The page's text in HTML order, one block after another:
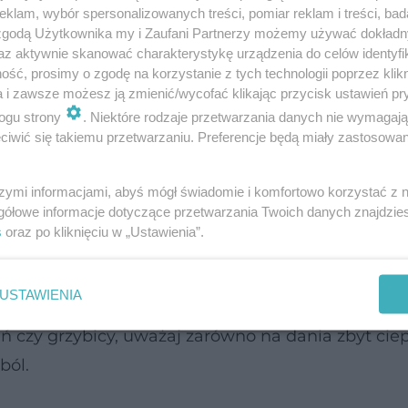
metabolizm.
składników odżywczych, wciąż należy do
szkodliwych substancji. W gorącej wodzie
nam przyswajać składniki odżywcze.
niektórych produktów, ale to nie oznacza
człowieka to cenne paliwo.
W przypadku szczególnej wrażliwości i
grzybicy, uważaj zarówno na dania zbyt
wybór spersonalizowanych treści, pomiar reklam i treści,
Użytkownika my i Zaufani Partnerzy możemy używać
aktywnie skanować charakterystykę urządzenia do celów
prosimy o zgodę na korzystanie z tych technologii poprzez
i zawsze możesz ją zmienić/wycofać klikając przycisk ustawień
strony
. Niektóre rodzaje przetwarzania danych nie
się takiemu przetwarzaniu. Preferencje będą miały
informacjami, abyś mógł świadomie i komfortowo korzystać z
informacje dotyczące przetwarzania Twoich danych
oraz po kliknięciu w „Ustawienia”.
USTAWIENIA